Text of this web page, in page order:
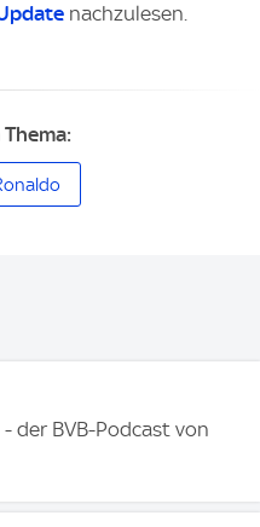
nachzulesen.
der BVB-Podcast von